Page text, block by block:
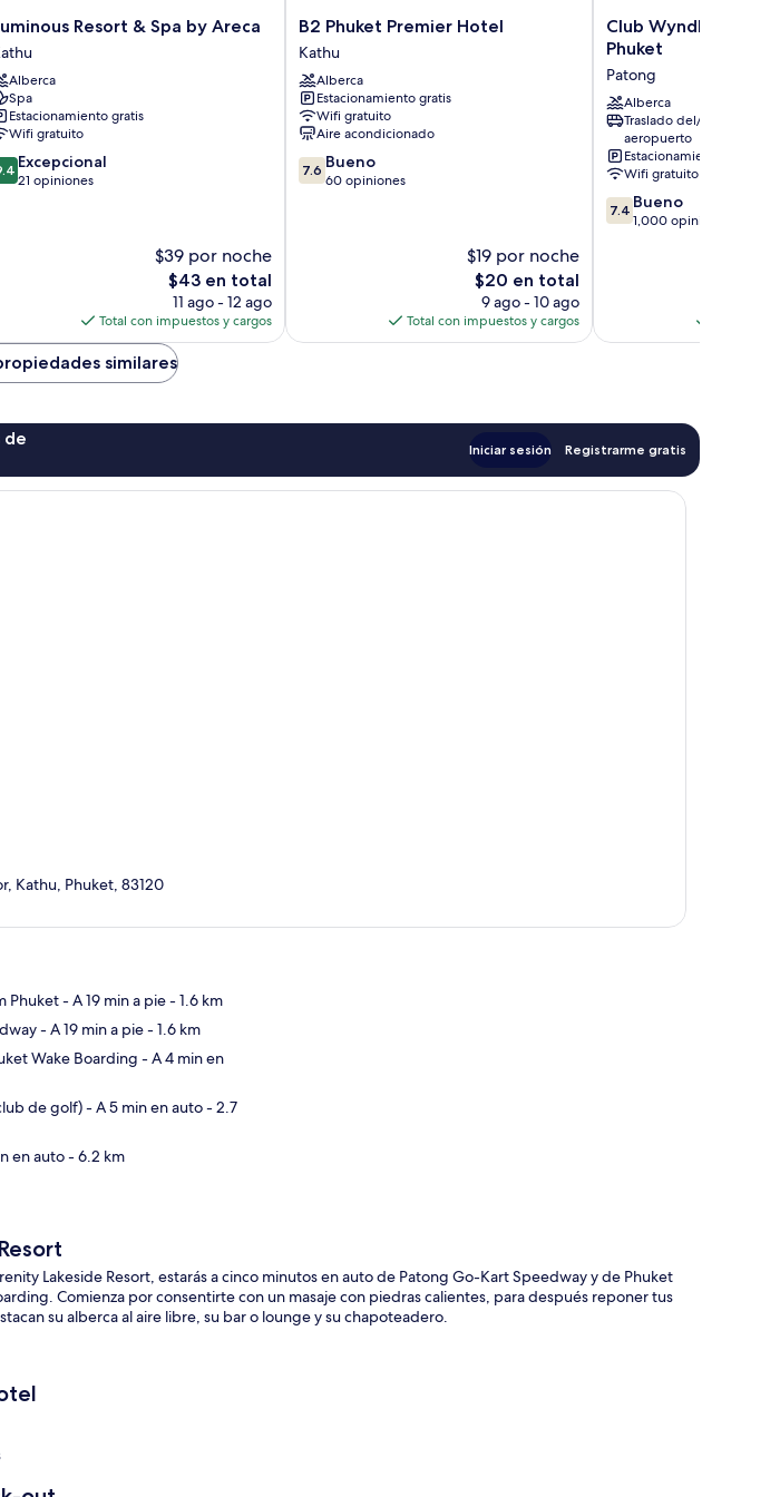
Resort & Spa by Areca
Alberca
Spa
Estacionamiento gratis
Wifi gratuito
Excepcional
21 opiniones
$39 por noche
El
precio
actual
es
de
$43
$43 en total
11 ago - 12 ago
Total con impuestos y cargos
B2
Phuket
Premier
Hotel
Kathu
B2 Phuket Premier Hotel
Kathu
Alberca
Estacionamiento gratis
Wifi gratuito
Aire acondicionado
7.6
de
7.6 Bueno
60 opiniones
$19 por noche
El
precio
actual
es
$20 en total
9 ago - 10 ago
Total con impuestos y cargos
Club
Wyndham
Hill
Phuket
Patong
Club Wyndham
Phuket
Patong
Alberca
Traslado del/al
aeropuerto
Estacionamiento gratis
Wifi gratuito
7.4
de
7.4 Bueno
1,000 opiniones
similares
de
Iniciar sesión Registrarme gratis
Kathu, Phuket, 83120
Phuket- A 19 min a pie- 1.6 km
- A 19 min a pie- 1.6 km
Wake Boarding - A 4 min en
de golf)- A 5 min en auto- 2.7
en auto- 6.2 km
Lakeside Resort, estarás a cinco minutos en auto de Patong Go-Kart Speedway y de Phuket
Comienza por consentirte con un masaje con piedras calientes, para después reponer tus
su alberca al aire libre, su bar o lounge y su chapoteadero.